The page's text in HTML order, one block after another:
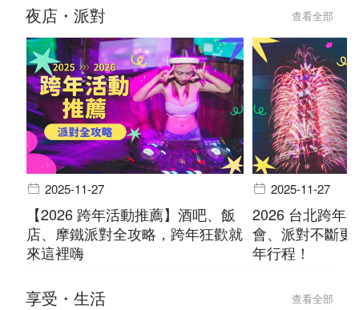
夜店・派對 查看全部
2025-11-27
【2026 跨年活動推薦】酒吧、飯
店、摩鐵派對全攻略，跨年狂歡就
來這裡嗨
2025-11-27
2026 台北跨年
會、派對不斷
年行程！
享受・生活 查看全部